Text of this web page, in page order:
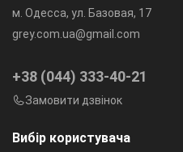
Вибір користувача
м. Одесса, ул. Базовая, 17
grey.com.ua@gmail.com
+38 (044) 333-40-21
Замовити дзвінок